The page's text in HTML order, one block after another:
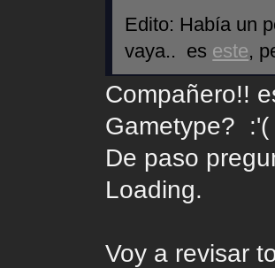
Edito: Había un
vaya.. es este,
Compañero!!
Gametype? :'(
De paso
Loading.
Voy a revisar